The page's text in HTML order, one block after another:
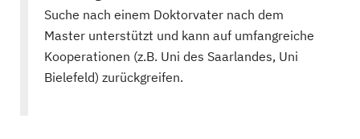
Suche nach einem Doktorvater nach dem
Master unterstützt und kann auf umfangreiche
Kooperationen (z.B. Uni des Saarlandes, Uni
Bielefeld) zurückgreifen.